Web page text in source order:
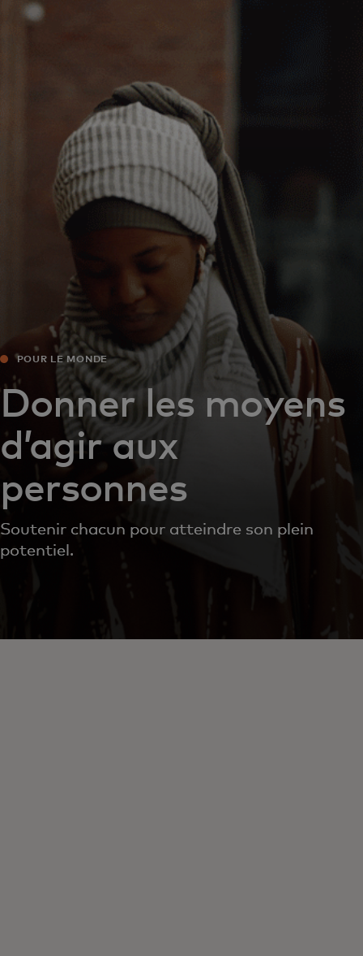
Pour vous
Pour les professionnels
Pour le monde
Pour les innovateurs
Actualités et tendances
POUR LE MONDE
Donner les moyens
d’agir aux
personnes
Soutenir chacun pour atteindre son plein
potentiel.